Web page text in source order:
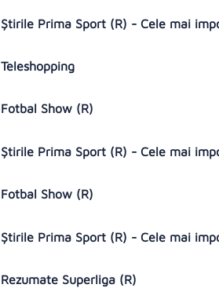
Ştirile Prima Sport (R) - Cele mai
Teleshopping
Fotbal Show (R)
Ştirile Prima Sport (R) - Cele mai
Fotbal Show (R)
Ştirile Prima Sport (R) - Cele mai
Rezumate Superliga (R)